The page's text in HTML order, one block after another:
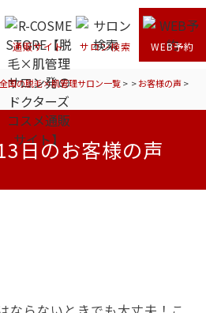
通販サイト サロン検索 WEB予約
全国の脱毛×肌管理サロン一覧> >お客様の声 >
日のお客様の声